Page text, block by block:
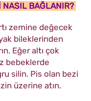
NASIL BAĞLANIR?
zemine değecek
bileklerinden
Eğer altı çok
bebeklerde
silin. Pis olan bezi
üzerine atın.